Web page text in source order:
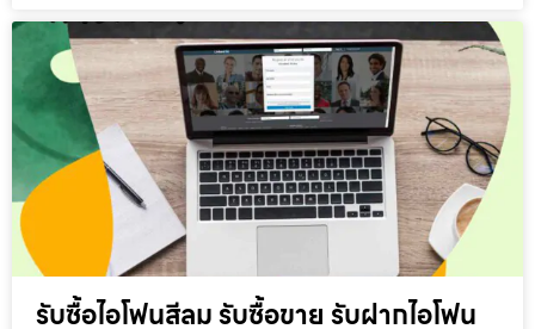
รับซื้อไอโฟนสีลม รับซื้อขาย รับฝากไอโฟน